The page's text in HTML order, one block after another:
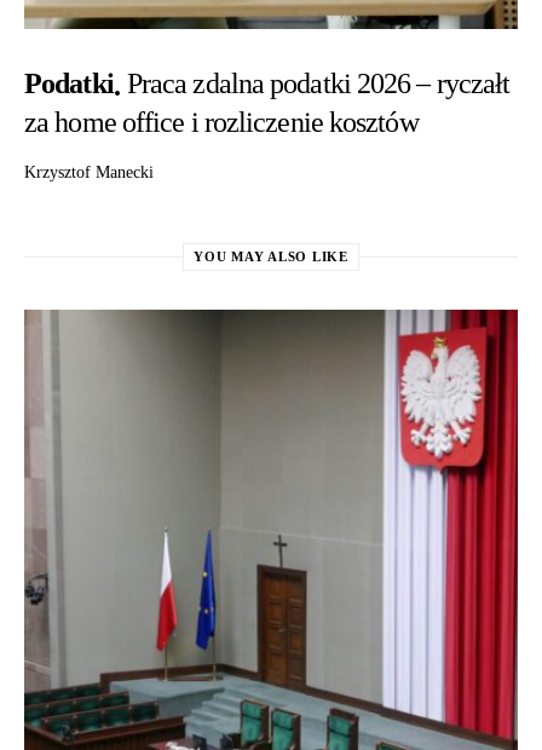
Podatki Praca zdalna podatki 2026 – ryczałt
za home office i rozliczenie kosztów
Krzysztof Manecki
YOU MAY ALSO LIKE